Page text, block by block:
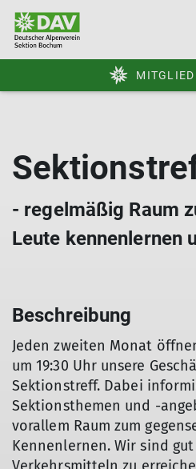
MITGLIED
- regelmäßig Raum
Leute kennenlernen
Beschreibung
Jeden zweiten Monat
um 19:30 Uhr unsere
Sektionstreff. Dabei
Sektionsthemen und -
vorallem Raum zum
Kennenlernen. Wir sind